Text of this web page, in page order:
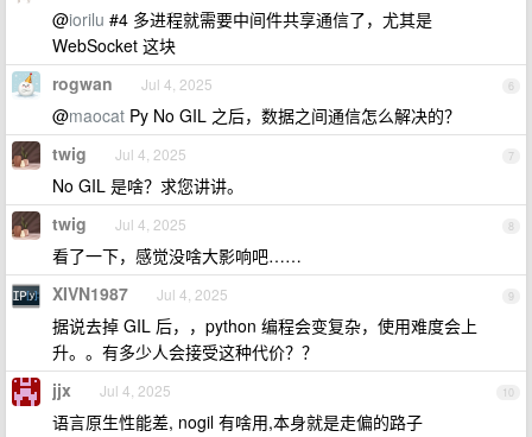
@iorilu #4 多进程就需要中间件共享通信了，尤其是
WebSocket 这块
6
rogwan Jul 4, 2025
@maocat Py No GIL 之后，数据之间通信怎么解决的？
7
twig Jul 4, 2025
No GIL 是啥？求您讲讲。
8
twig Jul 4, 2025
看了一下，感觉没啥大影响吧……
9
XIVN1987 Jul 4, 2025
据说去掉 GIL 后，，python 编程会变复杂，使用难度会上
升。。有多少人会接受这种代价？？
10
jjx Jul 4, 2025
语言原生性能差, nogil 有啥用,本身就是走偏的路子